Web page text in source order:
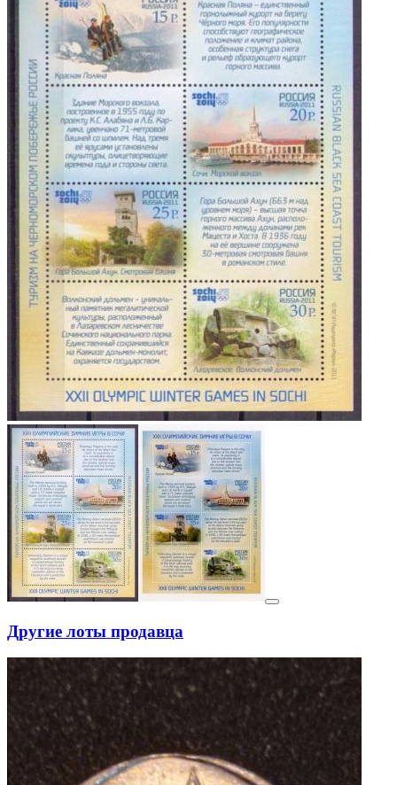
Другие лоты продавца